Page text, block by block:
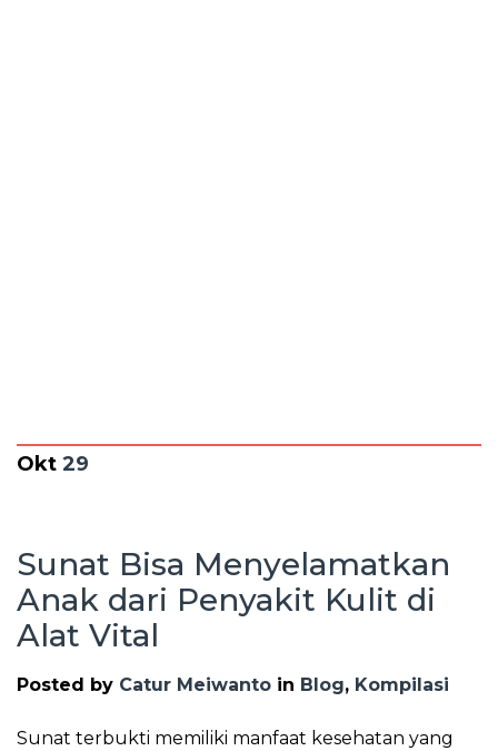
Okt 29
Sunat Bisa Menyelamatkan
Anak dari Penyakit Kulit di
Alat Vital
Posted by Catur Meiwanto in Blog, Kompilasi
Sunat terbukti memiliki manfaat kesehatan yang